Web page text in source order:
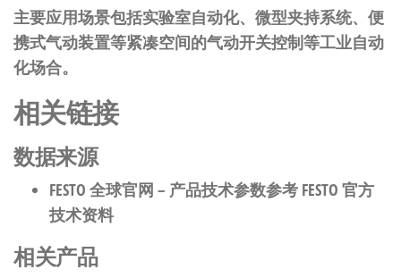
主要应用场景包括实验室自动化、微型夹持系统、便
携式气动装置等紧凑空间的气动开关控制等工业自动
化场合。
相关链接
数据来源
FESTO 全球官网 – 产品技术参数参考 FESTO 官方
技术资料
相关产品